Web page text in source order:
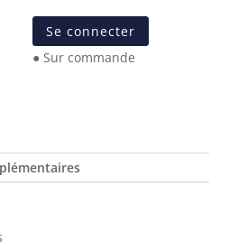
Se connecter
● Sur commande